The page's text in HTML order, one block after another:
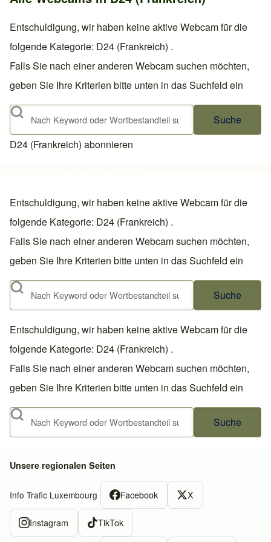
Entschuldigung, wir haben keine aktive Webcam für die
folgende Kategorie: D24 (Frankreich) .
Falls Sie nach einer anderen Webcam suchen möchten,
geben Sie Ihre Kriterien bitte unten in das Suchfeld ein
Suche
D24 (Frankreich) abonnieren
Entschuldigung, wir haben keine aktive Webcam für die
folgende Kategorie: D24 (Frankreich) .
Falls Sie nach einer anderen Webcam suchen möchten,
geben Sie Ihre Kriterien bitte unten in das Suchfeld ein
Suche
Entschuldigung, wir haben keine aktive Webcam für die
folgende Kategorie: D24 (Frankreich) .
Falls Sie nach einer anderen Webcam suchen möchten,
geben Sie Ihre Kriterien bitte unten in das Suchfeld ein
Suche
Unsere regionalen Seiten
Info Trafic Luxembourg Facebook X
Instagram TikTok